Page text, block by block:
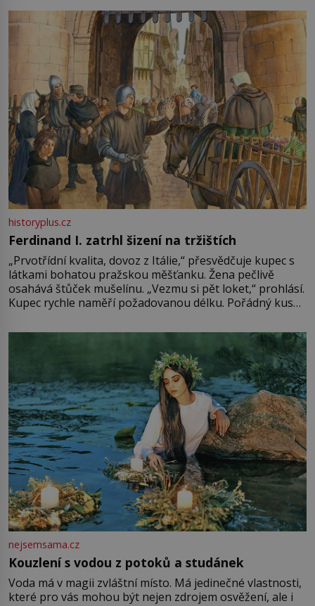
pře hned několik latinskoamerických zemí a k tomu
Francie, kde se traduje,
historyplus.cz
Ferdinand I. zatrhl šizení na tržištích
„Prvotřídní kvalita, dovoz z Itálie,“ přesvědčuje kupec s
látkami bohatou pražskou měšťanku. Žena pečlivě
osahává štůček mušelínu. „Vezmu si pět loket,“ prohlásí.
Kupec rychle naměří požadovanou délku. Pořádný kus
milostpaní. Stačí jenom na sukni,“ zhodnotí švadlena
množství růžového mušelínu. „Ošidili vás, podívejte.“
Vezme do ruky dřevěnou
nejsemsama.cz
Kouzlení s vodou z potoků a studánek
Voda má v magii zvláštní místo. Má jedinečné vlastnosti,
které pro vás mohou být nejen zdrojem osvěžení, ale i